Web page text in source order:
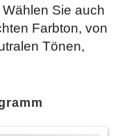
Sie auch
Farbton, von
Tönen,